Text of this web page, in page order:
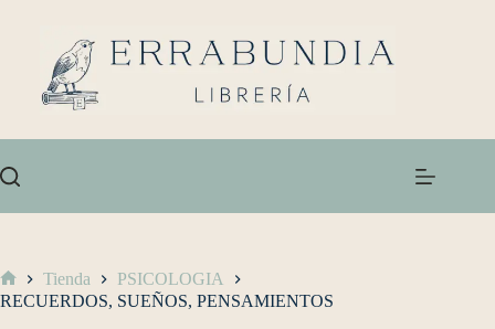
Tienda
PSICOLOGIA
RECUERDOS, SUEÑOS, PENSAMIENTOS